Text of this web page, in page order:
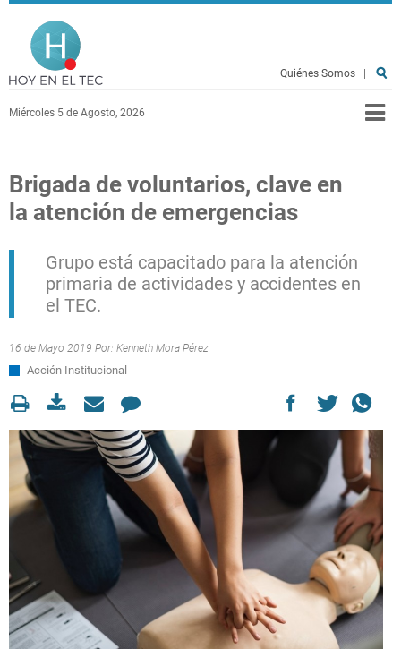
Pasar al contenido principal
Miércoles 5 de Agosto, 2026
Quiénes Somos
Brigada de voluntarios, clave en
la atención de emergencias
Grupo está capacitado para la atención
primaria de actividades y accidentes en
el TEC.
16 de Mayo 2019 Por: Kenneth Mora Pérez
Acción Institucional